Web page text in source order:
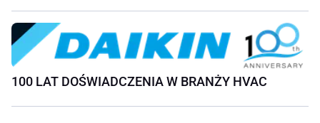
100 LAT DOŚWIADCZENIA W BRANŻY HVAC